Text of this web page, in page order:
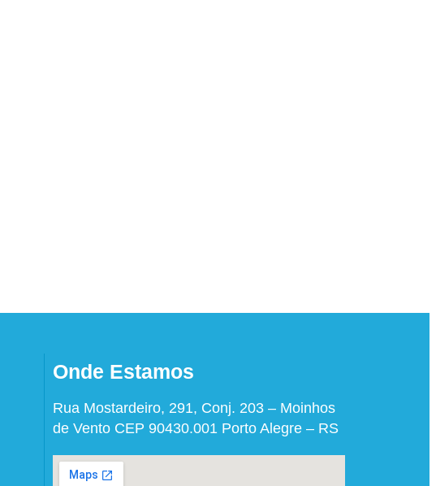
Onde Estamos
Rua Mostardeiro, 291, Conj. 203 – Moinhos
de Vento CEP 90430.001 Porto Alegre – RS